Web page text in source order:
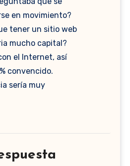
en movimiento?
tener un sitio web
mucho capital?
el Internet, así
convencido.
sería muy